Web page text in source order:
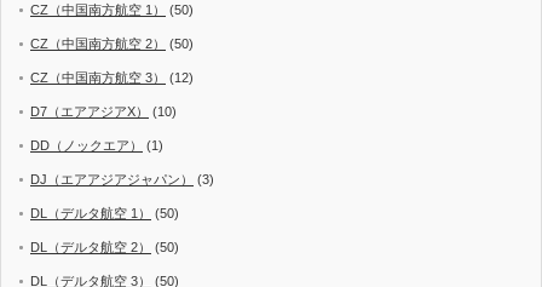
CZ（中国南方航空 1） (50)
CZ（中国南方航空 2） (50)
CZ（中国南方航空 3） (12)
D7（エアアジアX） (10)
DD（ノックエア） (1)
DJ（エアアジアジャパン） (3)
DL（デルタ航空 1） (50)
DL（デルタ航空 2） (50)
DL（デルタ航空 3） (50)